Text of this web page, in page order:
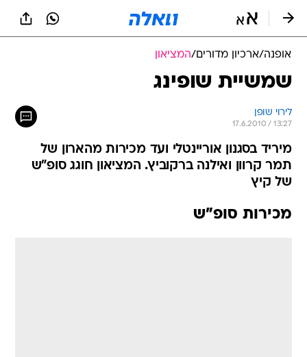
אופנה/ארכיון מדורים/המציאון
שמשיית שופינג
לירוי שופן
17.6.2010 / 13:27
מיריד בסגנון אוריינטלי ועד מכירות מהארון של
תמר קרוון ואילנה ברקוביץ. המציאון חוגג סופ"ש
של קיץ
מכירות סופ"ש